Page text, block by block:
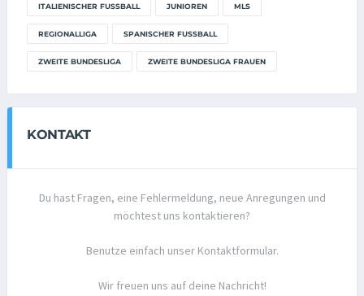
ITALIENISCHER FUSSBALL JUNIOREN MLS
REGIONALLIGA SPANISCHER FUSSBALL
ZWEITE BUNDESLIGA ZWEITE BUNDESLIGA FRAUEN
KONTAKT
Du hast Fragen, eine Fehlermeldung, neue Anregungen und
möchtest uns kontaktieren?
Benutze einfach unser Kontaktformular.
Wir freuen uns auf deine Nachricht!